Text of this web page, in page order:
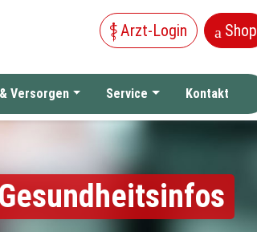
Arzt-Login Shop
Versorgen Service Kontakt